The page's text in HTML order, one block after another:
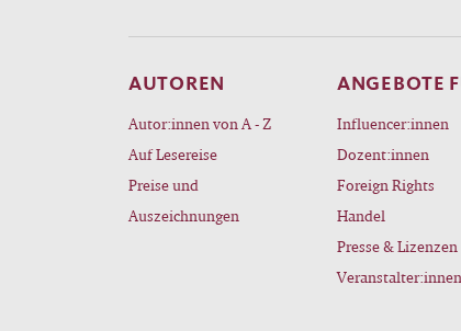
AUTOREN
Autor:innen von A - Z
Auf Lesereise
Preise und
Auszeichnungen
ANGEBOTE
Influencer:innen
Dozent:innen
Foreign Rights
Handel
Presse & Lizenzen
Veranstalter:innen